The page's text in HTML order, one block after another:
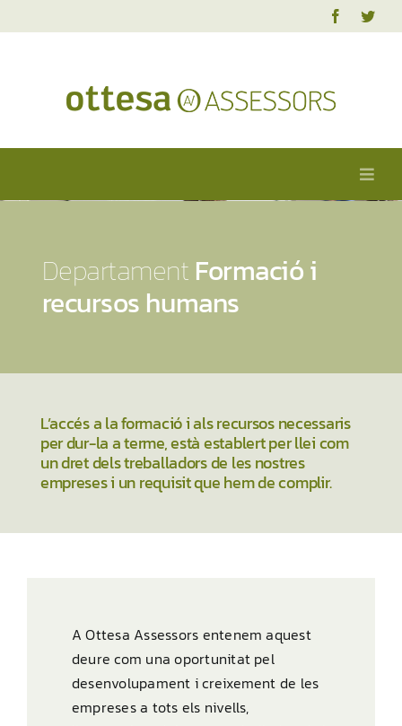
to
Departament Formació i
recursos humans
L’accés a la formació i als recursos necessaris
per dur-la a terme, està establert per llei com
un dret dels treballadors de les nostres
empreses i un requisit que hem de complir.
AOttesa Assessors entenem aquest
deure com una oportunitat pel
desenvolupament i creixement de les
empreses a tots els nivells,